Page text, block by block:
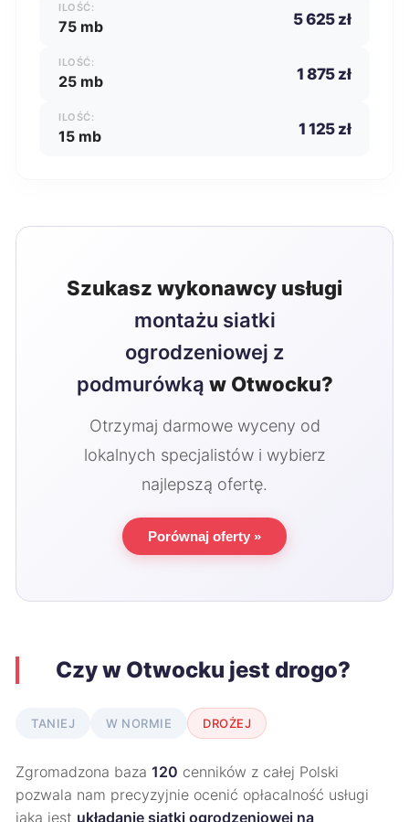
ILOŚĆ:
75 mb 5 625 zł
ILOŚĆ:
25 mb 1 875 zł
ILOŚĆ:
15 mb 1 125 zł
Szukasz wykonawcy usługi
montażu siatki
ogrodzeniowej z
podmurówką w Otwocku?
Otrzymaj darmowe wyceny od
lokalnych specjalistów i wybierz
najlepszą ofertę.
Porównaj oferty »
Czy w Otwocku jest drogo?
TANIEJ W NORMIE DROŻEJ
Zgromadzona baza 120 cenników z całej Polski
pozwala nam precyzyjnie ocenić opłacalność usługi
jaką jest układanie siatki ogrodzeniowej na